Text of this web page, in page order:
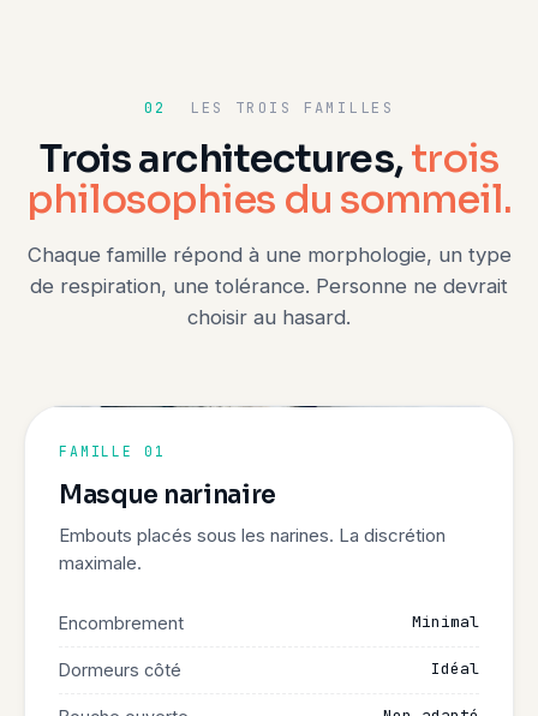
02 LES TROIS FAMILLES
Trois architectures,trois
philosophies du sommeil.
Chaque famille répond à une morphologie, un type
de respiration, une tolérance. Personne ne devrait
choisir au hasard.
FAMILLE 01
Masque narinaire
Embouts placés sous les narines. La discrétion
maximale.
Encombrement Minimal
Dormeurs côté Idéal